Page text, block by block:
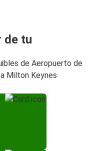
de tu
de Aeropuerto de
Milton Keynes